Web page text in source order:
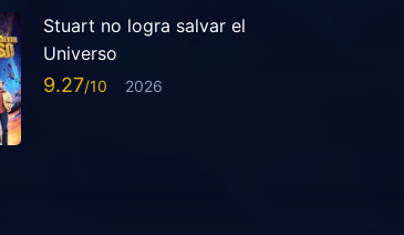
Stuart no logra salvar el
Universo
9.27 2026